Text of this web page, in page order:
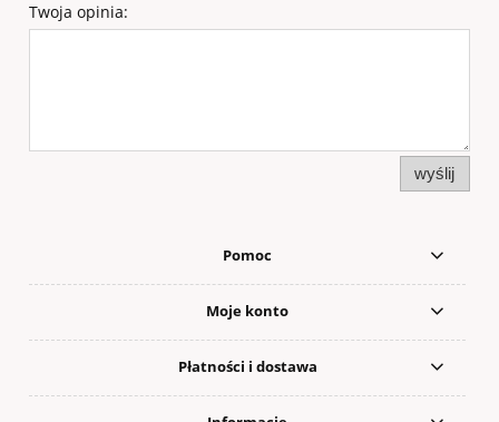
Twoja opinia:
wyślij
Pomoc
Moje konto
Płatności i dostawa